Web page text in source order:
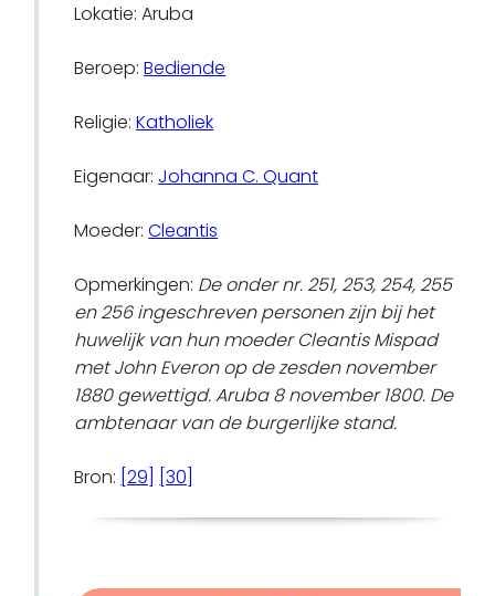
Lokatie: Aruba
Beroep:Bediende
Religie:Katholiek
Eigenaar: Johanna C. Quant
Moeder:Cleantis
Opmerkingen: De onder nr. 251, 253, 254, 255
en 256 ingeschreven personen zijn bij het
huwelijk van hun moeder Cleantis Mispad
met John Everon op de zesden november
1880 gewettigd. Aruba 8 november 1800. De
ambtenaar van de burgerlijke stand.
Bron: [29] [30]